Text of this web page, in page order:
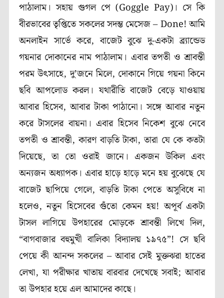
পাঠালাম। সহায় গুগল পে (Goggle Pay)। সে কি
বীরভাবের তৃপ্তিতে সকলের সদম্ভ মেসেজ – Done! আমি
অনলাইন সার্ভে করে, বাজেট বুঝে দু-একটা ব্র্যান্ডেড
গয়নার দোকানের নাম পাঠালাম। এবার তপতী ও শ্রাবন্তী
পরম উৎসাহে, দু’জনে মিলে, দোকানে গিয়ে গয়না কিনে
ছবি আপলোড করল। যথারীতি বাজেট বেড়ে যাওয়ায়
আবার হিসেব, আবার টাকা পাঠানো। সঙ্গে আবার নতুন
করে টাসলের বায়না। এবার হিসেব নিকেশ বুঝে নেবে
তপতী ও শ্রাবন্তী, কারণ বাড়তি টাকা, তারা যে কে কতটা
দিয়েছে, তা তো ওরাই জানে। একজন উকিল এবং
অন্যজন অধ্যাপক। এবার হাড়ে হাড়ে মনে হয় বুঝেছে যে
বাজেট ছাপিয়ে গেলে, বাড়তি টাকা পেতে অসুবিধে না
হলেও, নতুন হিসেবের গুঁতো কেমন হয়! অপূর্ব একটা
টাসল লাগিয়ে উপহারের মোড়কে শ্রাবন্তী লিখে দিল,
“বাগবাজার বহুমুখী বালিকা বিদ্যালয় ১৯৭৫”! সে ছবি
পেয়ে কী আনন্দ সকলের – আবার সেই মুক্তঝরা হাতের
লেখা, যা পরীক্ষার খাতায় বারবার দেখেছে সবাই; আবার
তা উপহার হয়ে এল আমাদের কাছে।